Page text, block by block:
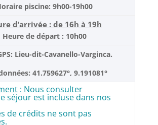
piscine: 9h00-19h00
d’arrivée : de 16h à 19h
Heure de départ : 10h00
Lieu-dit-Cavanello-Varginca.
41.759627°, 9.191081°
: Nous consulter
séjour est incluse dans nos
de crédits ne sont pas